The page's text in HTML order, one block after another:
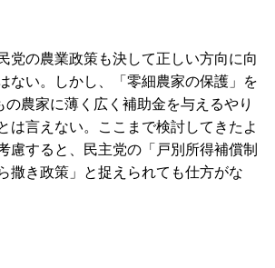
党の農業政策も決して正しい方向に向
ない。しかし、「零細農家の保護」を
農家に薄く広く補助金を与えるやり
は言えない。ここまで検討してきたよ
慮すると、民主党の「戸別所得補償制
撒き政策」と捉えられても仕方がな